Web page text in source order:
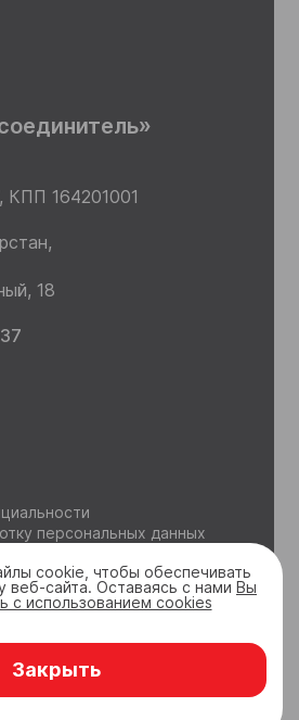
КПП 164201001
18
персональных данных
2025
студия 3 Грани дизайна
cookie, чтобы обеспечивать
веб-сайта. Оставаясь с нами Вы
с использованием cookies
Закрыть